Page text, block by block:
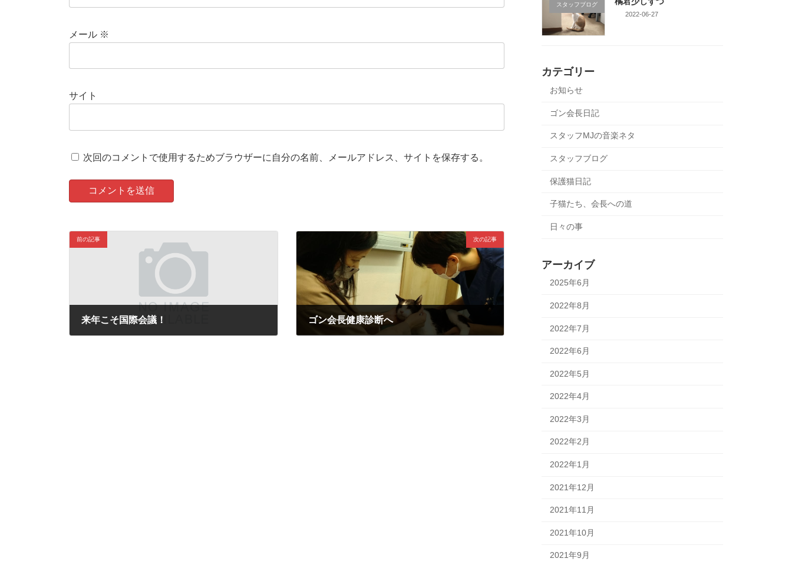
メール ※
サイト
次回のコメントで使用するためブラウザーに自分の名前、メールアドレス、サイトを保存する。
前の記事
来年こそ国際会議！
次の記事
ゴン会長健康診断へ
スタッフブログ
2022-06-27
カテゴリー
お知らせ
ゴン会長日記
スタッフMJの音楽ネタ
スタッフブログ
保護猫日記
子猫たち、会長への道
日々の事
アーカイブ
2025年6月
2022年8月
2022年7月
2022年6月
2022年5月
2022年4月
2022年3月
2022年2月
2022年1月
2021年12月
2021年11月
2021年10月
2021年9月